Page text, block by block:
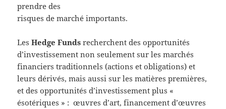
prendre des
risques de marché importants.
LesHedge Funds recherchent des opportunités
d’investissement non seulement sur les marchés
financiers traditionnels (actions et obligations) et
leurs dérivés, mais aussi sur les matières premières,
et des opportunités d’investissement plus «
ésotériques » : œuvres d’art, financement d’œuvres